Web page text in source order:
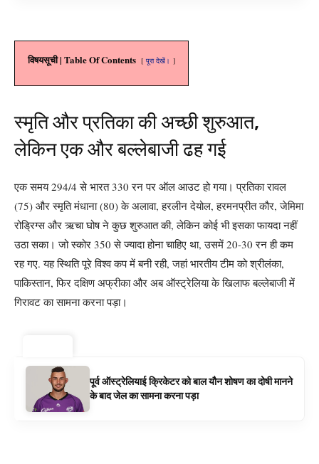
विषयसूची | Table Of Contents पूरा देखें।
स्मृति और प्रतिका की अच्छी शुरुआत,
लेकिन एक और बल्लेबाजी ढह गई
एक समय 294/4 से भारत 330 रन पर ऑल आउट हो गया। प्रतिका रावल
(75) और स्मृति मंधाना (80) के अलावा, हरलीन देयोल, हरमनप्रीत कौर, जेमिमा
रोड्रिग्स और ऋचा घोष ने कुछ शुरुआत की, लेकिन कोई भी इसका फायदा नहीं
उठा सका। जो स्कोर 350 से ज्यादा होना चाहिए था, उसमें 20-30 रन ही कम
रह गए. यह स्थिति पूरे विश्व कप में बनी रही, जहां भारतीय टीम को श्रीलंका,
पाकिस्तान, फिर दक्षिण अफ्रीका और अब ऑस्ट्रेलिया के खिलाफ बल्लेबाजी में
गिरावट का सामना करना पड़ा।
पूर्व ऑस्ट्रेलियाई क्रिकेटर को बाल यौन शोषण का दोषी मानने
के बाद जेल का सामना करना पड़ा